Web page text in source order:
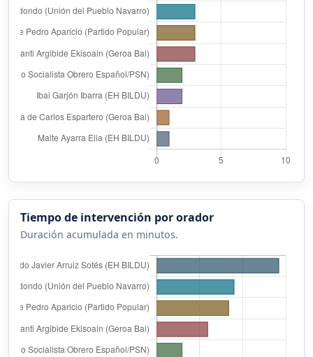
Tiempo de intervención por orador
Duración acumulada en minutos.